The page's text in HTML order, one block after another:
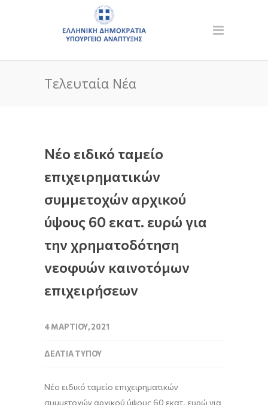
Τελευταία Νέα
Νέο ειδικό ταμείο
επιχειρηματικών
συμμετοχών αρχικού
ύψους 60 εκατ. ευρώ για
την χρηματοδότηση
νεοφυών καινοτόμων
επιχειρήσεων
4 ΜΑΡΤΊΟΥ, 2021
ΔΕΛΤΊΑ ΤΎΠΟΥ
Νέο ειδικό ταμείο επιχειρηματικών
συμμετοχών αρχικού ύψους 60 εκατ. ευρώ για